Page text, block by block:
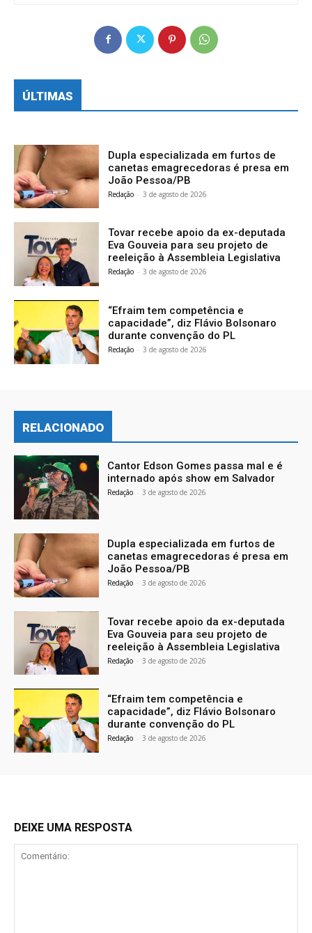
ÚLTIMAS
Dupla especializada em furtos de
canetas emagrecedoras é presa em
João Pessoa/PB
Redação - 3 de agosto de 2026
Tovar recebe apoio da ex-deputada
Eva Gouveia para seu projeto de
reeleição à Assembleia Legislativa
Redação - 3 de agosto de 2026
“Efraim tem competência e
capacidade”, diz Flávio Bolsonaro
durante convenção do PL
Redação - 3 de agosto de 2026
RELACIONADO
Cantor Edson Gomes passa mal e é
internado após show em Salvador
Redação - 3 de agosto de 2026
Dupla especializada em furtos de
canetas emagrecedoras é presa em
João Pessoa/PB
Redação - 3 de agosto de 2026
Tovar recebe apoio da ex-deputada
Eva Gouveia para seu projeto de
reeleição à Assembleia Legislativa
Redação - 3 de agosto de 2026
“Efraim tem competência e
capacidade”, diz Flávio Bolsonaro
durante convenção do PL
Redação - 3 de agosto de 2026
DEIXE UMA RESPOSTA